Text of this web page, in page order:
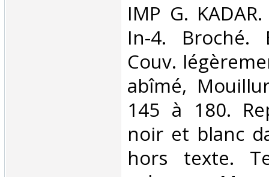
‎IMP G. KADAR.
In-4. Broché.
Couv.
abîmé,
145 à 180.
noir et blanc
hors texte.